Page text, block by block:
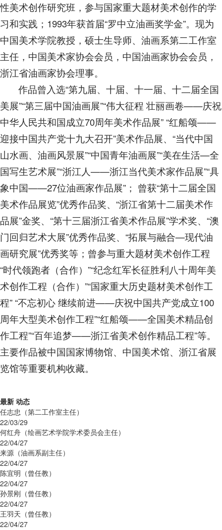
性美术创作研究班，参与国家重大题材美术创作的学
习和实践；1993年获首届“罗中立油画奖学金”。现为
中国美术学院教授，硕士生导师、油画系第二工作室
主任，中国美术家协会会员，中国油画家协会会员，
浙江省油画家协会理事。
作品曾入选“第九届、十届、十一届、十二届全国
美展”“第三届中国油画展”“伟大征程 壮丽画卷——庆祝
中华人民共和国成立70周年美术作品展” “红船颂——
迎接中国共产党十九大召开”美术作品展、“当代中国
山水画、油画风景展”“中国青年油画展”“美在生活—全
国写生艺术展”“浙江人——浙江当代美术家作品展”“具
象中国——27位油画家作品展”； 曾获“第十二届全国
美术作品展览”优秀作品奖、“浙江省第十二届美术作
品展”金奖、“第十三届浙江省美术作品展”学术奖、“澳
门回归艺术大展”优秀作品奖、“拓展与融合—现代油
画研究展”优秀奖等；曾参与重大题材美术创作工程
“时代领跑者（合作）”“纪念红军长征胜利八十周年美
术创作工程（合作）”“国家重大历史题材美术创作工
程” “不忘初心 继续前进——庆祝中国共产党成立100
周年大型美术创作工程”“红船颂——全国美术精品创
作工程”“百年追梦——浙江省美术创作精品工程”等。
主要作品被中国国家博物馆、中国美术馆、浙江省展
览馆等重要机构收藏。
最新 动态
任志忠（第二工作室主任）
22/03/29
何红舟（绘画艺术学院学术委员会主任）
22/04/27
来源（油画系副主任）
22/04/27
陈宜明（曾任教）
22/04/27
孙景刚（曾任教）
22/04/27
王羽天（曾任教）
22/04/27